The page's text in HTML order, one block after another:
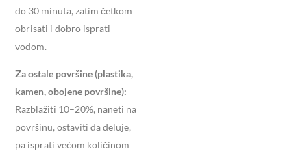
do 30 minuta, zatim četkom
obrisati i dobro isprati
vodom.
Za ostale površine (plastika,
kamen, obojene površine):
Razblažiti 10–20%, naneti na
površinu, ostaviti da deluje,
pa isprati većom količinom